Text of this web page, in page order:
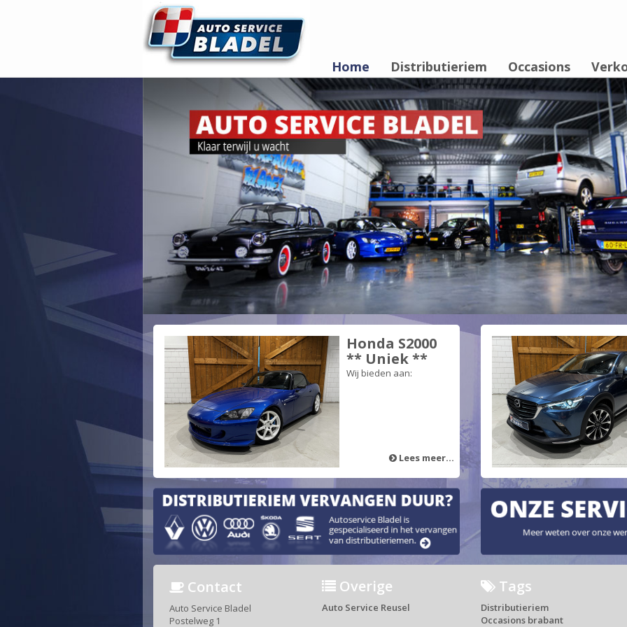
Home Distributieriem Occasions
Honda S2000
** Uniek **
Wij bieden aan:
Lees meer...
Contact
Auto Service Bladel
Postelweg 1
Overige
Auto Service Reusel
Tags
Distributieriem
Occasions brabant